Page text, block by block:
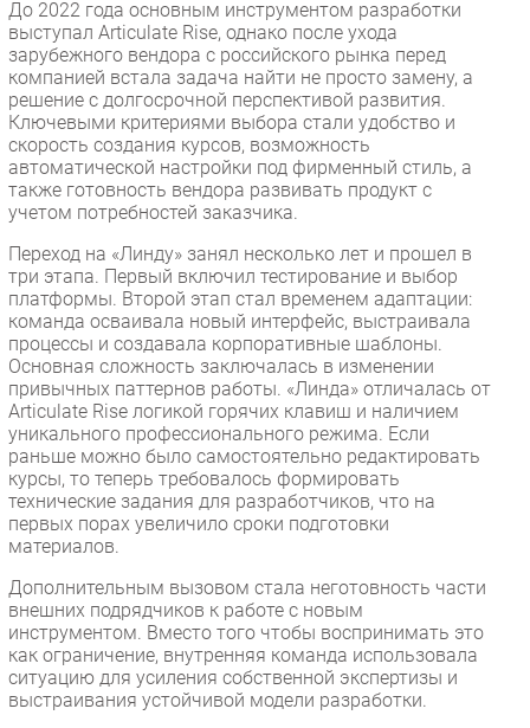
До 2022 года основным инструментом разработки
выступал Articulate Rise, однако после ухода
зарубежного вендора с российского рынка перед
компанией встала задача найти не просто замену, а
решение с долгосрочной перспективой развития.
Ключевыми критериями выбора стали удобство и
скорость создания курсов, возможность
автоматической настройки под фирменный стиль, а
также готовность вендора развивать продукт с
учетом потребностей заказчика.
Переход на «Линду» занял несколько лет и прошел в
три этапа. Первый включил тестирование и выбор
платформы. Второй этап стал временем адаптации:
команда осваивала новый интерфейс, выстраивала
процессы и создавала корпоративные шаблоны.
Основная сложность заключалась в изменении
привычных паттернов работы. «Линда» отличалась от
Articulate Rise логикой горячих клавиш и наличием
уникального профессионального режима. Если
раньше можно было самостоятельно редактировать
курсы, то теперь требовалось формировать
технические задания для разработчиков, что на
первых порах увеличило сроки подготовки
материалов.
Дополнительным вызовом стала неготовность части
внешних подрядчиков к работе с новым
инструментом. Вместо того чтобы воспринимать это
как ограничение, внутренняя команда использовала
ситуацию для усиления собственной экспертизы и
выстраивания устойчивой модели разработки.